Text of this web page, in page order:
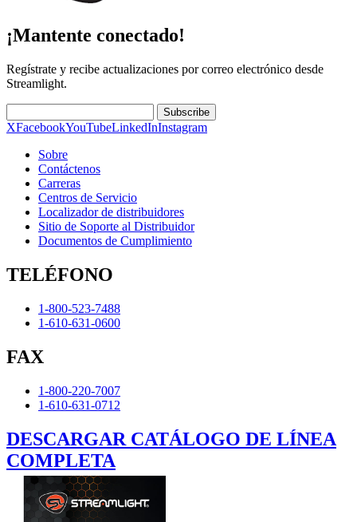
¡Mantente conectado!
Regístrate y recibe actualizaciones por correo electrónico desde
Streamlight.
Subscribe
XFacebookYouTubeLinkedInInstagram
Sobre
Contáctenos
Carreras
Centros de Servicio
Localizador de distribuidores
Sitio de Soporte al Distribuidor
Documentos de Cumplimiento
TELÉFONO
1-800-523-7488
1-610-631-0600
FAX
1-800-220-7007
1-610-631-0712
DESCARGAR CATÁLOGO DE LÍNEA
COMPLETA